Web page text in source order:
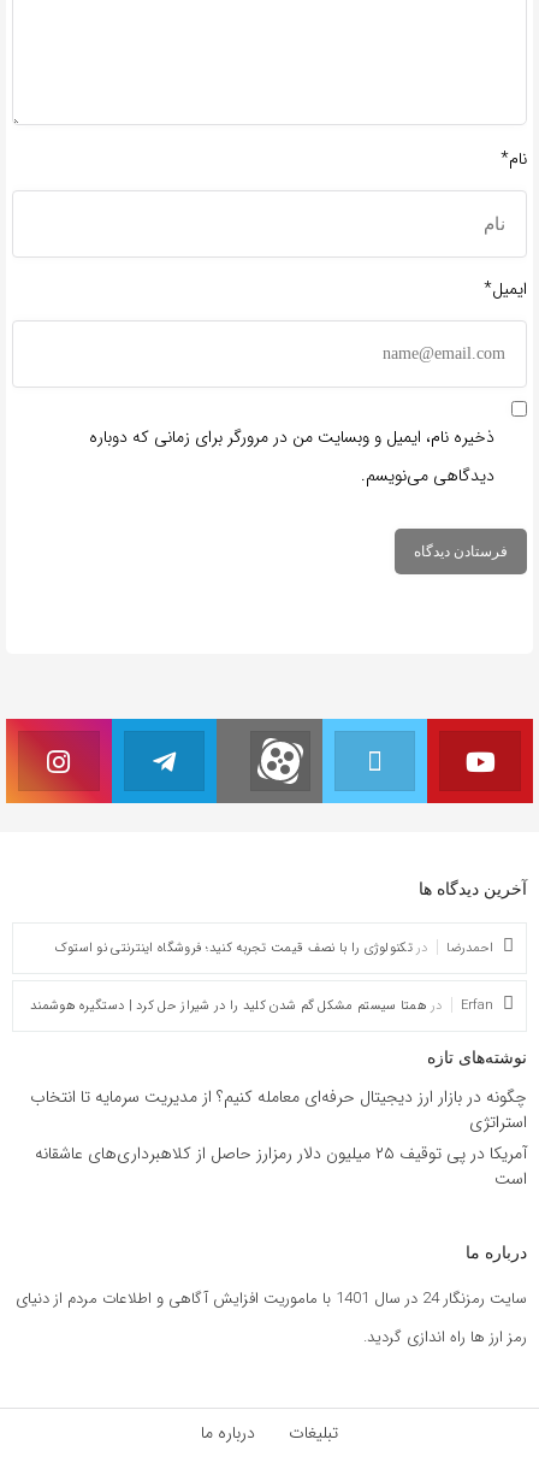
نام*
ایمیل*
ذخیره نام، ایمیل و وبسایت من در مرورگر برای زمانی که دوباره
دیدگاهی می‌نویسم.
آخرین دیدگاه ها
احمدرضا در تکنولوژی را با نصف قیمت تجربه کنید؛ فروشگاه اینترنتی نو استوک
Erfan در همتا سیستم مشکل گم شدن کلید را در شیراز حل کرد | دستگیره هوشمند
نوشته‌های تازه
چگونه در بازار ارز دیجیتال حرفه‌ای معامله کنیم؟ از مدیریت سرمایه تا انتخاب
استراتژی
آمریکا در پی توقیف ۲۵ میلیون دلار رمزارز حاصل از کلاهبرداری‌های عاشقانه
است
درباره ما
سایت رمزنگار 24 در سال 1401 با ماموریت افزایش آگاهی و اطلاعات مردم از دنیای
رمز ارز ها راه اندازی گردید.
تبلیغات درباره ما